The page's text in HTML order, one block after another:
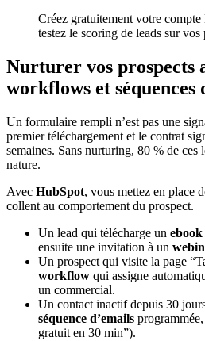
Créez gratuitement votre
testez le scoring de leads sur vos
Nurturer vos prospects
workflows et séquences
Un formulaire rempli n’est pas une
premier téléchargement et le contrat
semaines. Sans nurturing, 80 % de ces
nature.
Avec HubSpot, vous mettez en place
collent au comportement du prospect.
Un lead qui télécharge un ebook
ensuite une invitation à un
Un prospect qui visite la page
workflow qui assigne
un commercial.
Un contact inactif depuis 30
séquence d’emails
gratuit en 30 min”).